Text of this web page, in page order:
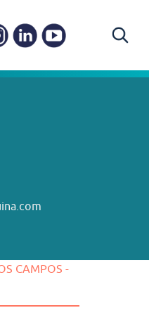
Ética em Pesquisa
CAMPOS -